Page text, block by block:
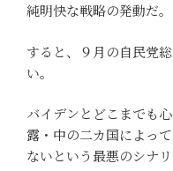
純明快な戦略の発動だ。
すると、９月の自民党
い。
バイデンとどこまでも
露・中の二カ国によっ
ないという最悪のシナリ